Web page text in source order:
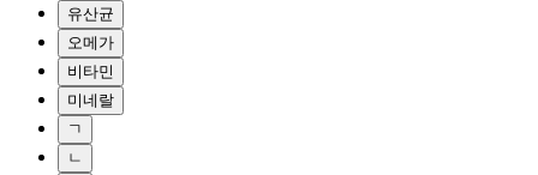
유산균
오메가
비타민
미네랄
ㄱ
ㄴ